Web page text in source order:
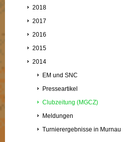
2018
2017
2016
2015
2014
EM und SNC
Presseartikel
Clubzeitung (MGCZ)
Meldungen
Turnierergebnisse in Murnau